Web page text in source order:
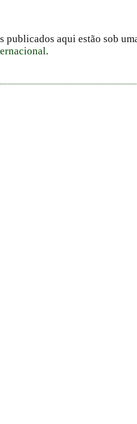
publicados aqui estão sob
.